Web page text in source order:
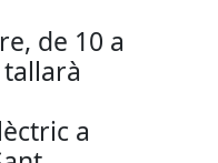
de 10 a
a